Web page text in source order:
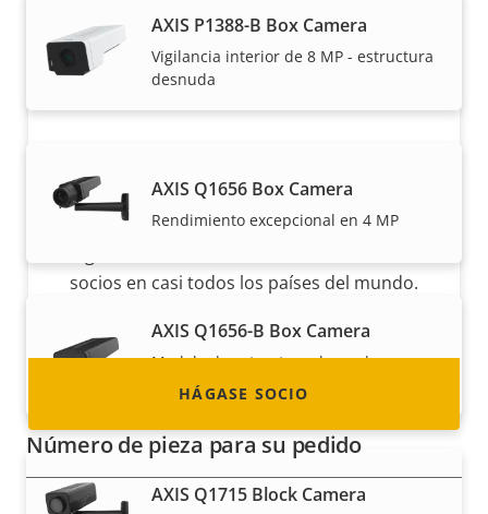
AXIS P1388-B Box Camera
Vigilancia interior de 8 MP - estructura
desnuda
AXIS Q1656 Box Camera
Rendimiento excepcional en 4 MP
AXIS Q1656-B Box Camera
Modelo de estructura desnuda para
interiores en 4 MP
AXIS Q1715 Block Camera
Hágase socio
¿Es usted un revendedor, distribuidor,
socios en casi todos los países del mundo.
HÁGASE SOCIO
Número de pieza para su pedido